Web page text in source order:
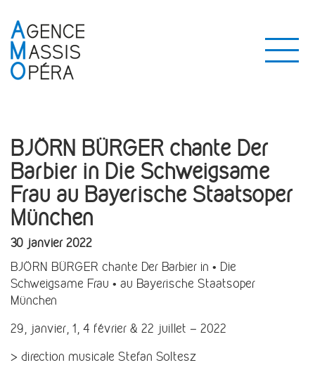
BJÖRN BÜRGER chante Der
Barbier in Die Schweigsame
Frau au Bayerische Staatsoper
München
30 janvier 2022
BJÖRN BÜRGER chante Der Barbier in • Die
Schweigsame Frau • au Bayerische Staatsoper
München
29, janvier, 1, 4 février & 22 juillet – 2022
> direction musicale Stefan Soltesz